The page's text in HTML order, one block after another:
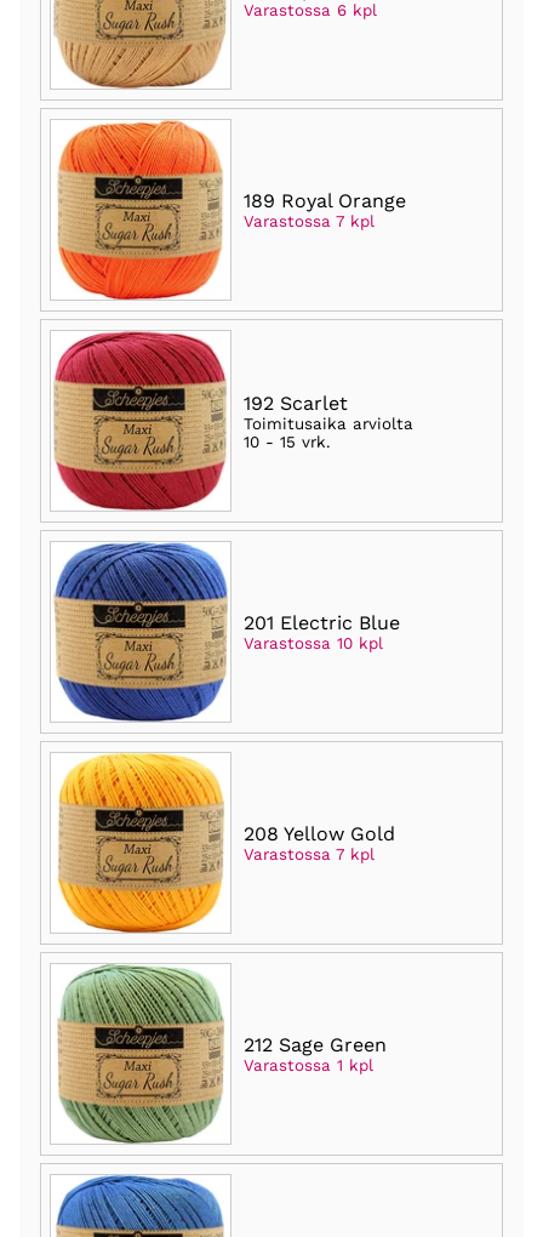
Varastossa 6 kpl
189 Royal Orange
Varastossa 7 kpl
192 Scarlet
Toimitusaika arviolta
10 - 15 vrk.
201 Electric Blue
Varastossa 10 kpl
208 Yellow Gold
Varastossa 7 kpl
212 Sage Green
Varastossa 1 kpl